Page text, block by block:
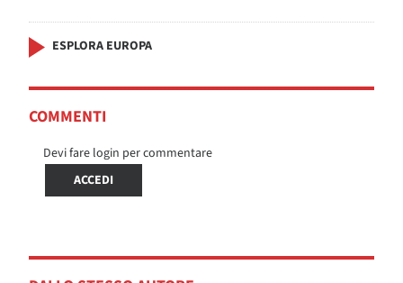
ESPLORA EUROPA
COMMENTI
Devi fare login per commentare
ACCEDI